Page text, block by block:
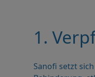
1.
Sanofi setzt